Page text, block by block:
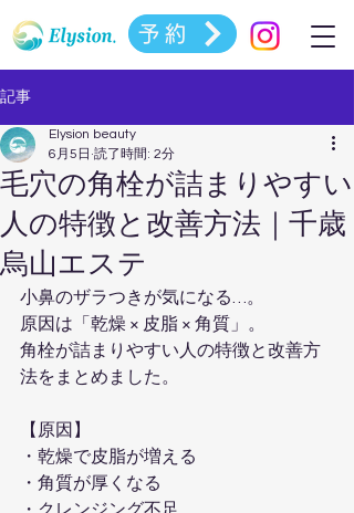
予約
記事
毛穴の角栓が詰まりやすい
人の特徴と改善方法｜千歳
烏山エステ
Elysion beauty
6月5日 読了時間: 2分
小鼻のザラつきが気になる…。
原因は「乾燥 × 皮脂 × 角質」。
角栓が詰まりやすい人の特徴と改善方
法をまとめました。
【原因】
・乾燥で皮脂が増える
・角質が厚くなる